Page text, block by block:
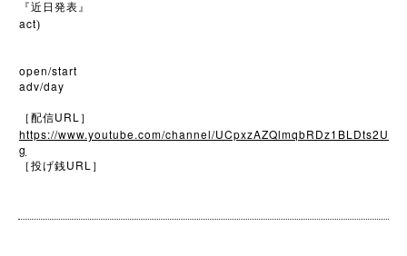
『近日発表』
act)
open/start
adv/day
［配信URL ］
https://www.youtube.com/channel/UCpxzAZQlmqbRDz1BLDts2U
g
［投げ銭URL ］